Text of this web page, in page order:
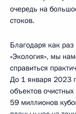
очередь на
стоков.
Благодаря как
«Экология», мы
справиться
До 1 января 2023
объектов
59 миллионов